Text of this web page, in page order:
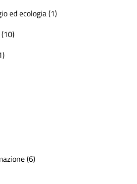
ed ecologia (1)
(6)